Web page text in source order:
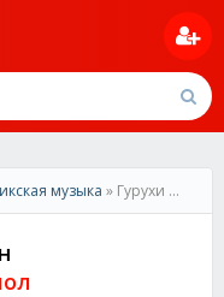
музыка » Гурухи Билол-Падарчон